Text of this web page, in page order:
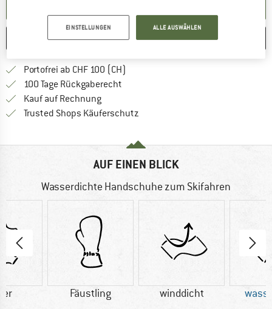
MERKEN VERGLEICHEN
Portofrei ab CHF 100 (CH)
100 Tage Rückgaberecht
Kauf auf RechnungFinde die Zahlungs-Infos hier! Öffnet
Trusted Shops Käuferschutz
AUF EINEN BLICK
Wasserdichte Handschuhe zum Skifahren
Fäustling winddicht
EINSTELLUNGEN ALLE AUSWÄHLEN